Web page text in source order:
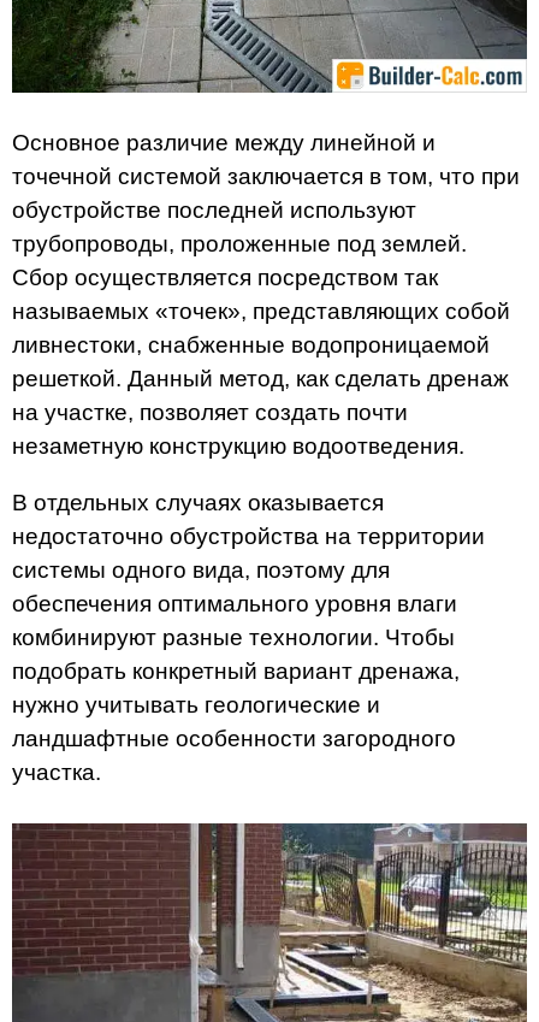
Основное различие между линейной и
точечной системой заключается в том, что при
обустройстве последней используют
трубопроводы, проложенные под землей.
Сбор осуществляется посредством так
называемых «точек», представляющих собой
ливнестоки, снабженные водопроницаемой
решеткой. Данный метод, как сделать дренаж
на участке, позволяет создать почти
незаметную конструкцию водоотведения.
В отдельных случаях оказывается
недостаточно обустройства на территории
системы одного вида, поэтому для
обеспечения оптимального уровня влаги
комбинируют разные технологии. Чтобы
подобрать конкретный вариант дренажа,
нужно учитывать геологические и
ландшафтные особенности загородного
участка.